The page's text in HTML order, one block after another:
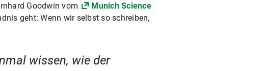
Goodwin vom
Munich Science
geht: Wenn wir selbst so schreiben,
wissen, wie der